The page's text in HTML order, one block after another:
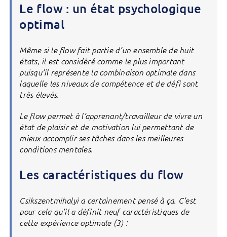
Le flow : un état psychologique
optimal
Même si le flow fait partie d’un ensemble de huit
états, il est considéré comme le plus important
puisqu’il représente la combinaison optimale dans
laquelle les niveaux de compétence et de défi sont
très élevés.
Le flow permet à l’apprenant/travailleur de vivre un
état de plaisir et de motivation lui permettant de
mieux accomplir ses tâches dans les meilleures
conditions mentales.
Les caractéristiques du flow
Csikszentmihalyi a certainement pensé à ça. C’est
pour cela qu’il a définit neuf caractéristiques de
cette expérience optimale (3) :